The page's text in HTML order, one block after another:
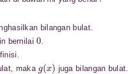
bilangan bulat.
bernilai
0
.
maka
( )
juga bilangan bulat.